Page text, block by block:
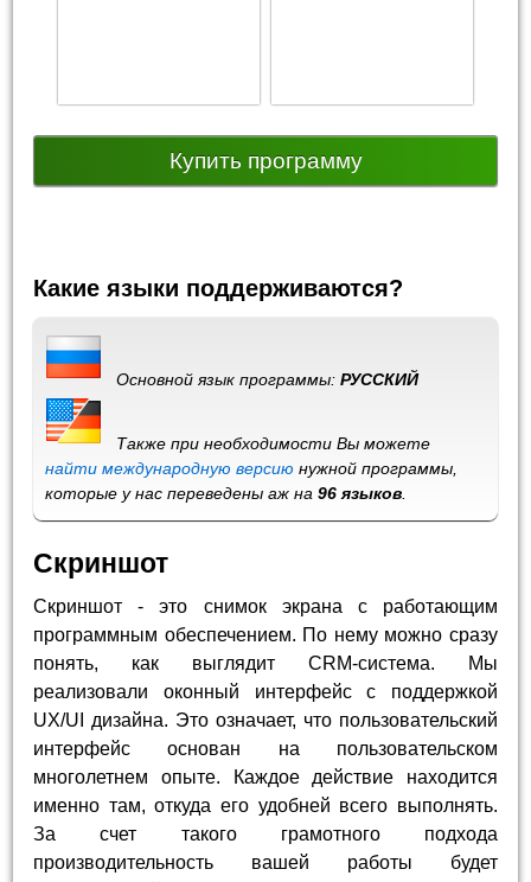
Купить программу
Какие языки поддерживаются?
Основной язык программы:РУССКИЙ
Также при необходимости Вы можете
найти международную версию нужной программы,
которые у нас переведены аж на96 языков
Скриншот
Скриншот - это снимок экрана с работающим
программным обеспечением. По нему можно сразу
понять, как выглядит CRM-система. Мы
реализовали оконный интерфейс с поддержкой
UX/UI дизайна. Это означает, что пользовательский
интерфейс основан на пользовательском
многолетнем опыте. Каждое действие находится
именно там, откуда его удобней всего выполнять.
За счет такого грамотного подхода
производительность вашей работы будет